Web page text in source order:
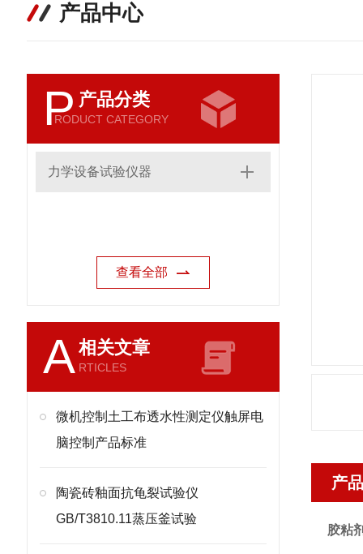
产品中心
P 产品分类
RODUCT CATEGORY
力学设备试验仪器
查看全部
A相关文章
RTICLES
微机控制土工布透水性测定仪触屏电
脑控制产品标准
陶瓷砖釉面抗龟裂试验仪
GB/T3810.11蒸压釜试验
产
胶粘